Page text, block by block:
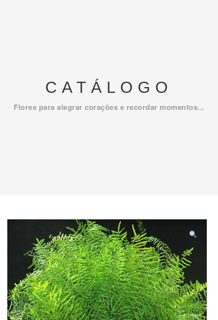
CATÁLOGO
Flores para alegrar corações e recordar momentos...